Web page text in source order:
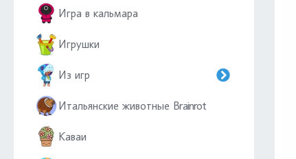
Игра в кальмара
Игрушки
Из игр
Итальянские животные Brainrot
Каваи